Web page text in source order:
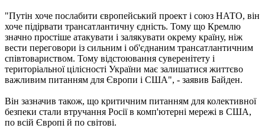
"Путін хоче послабити європейський проект і союз НАТО, він
хоче підірвати трансатлантичну єдність. Тому що Кремлю
значно простіше атакувати і залякувати окрему країну, ніж
вести переговори із сильним і об'єднаним трансатлантичним
співтовариством. Тому відстоювання суверенітету і
територіальної цілісності України має залишатися життєво
важливим питанням для Європи і США", - заявив Байден.
Він зазначив також, що критичним питанням для колективної
безпеки стали втручання Росії в комп'ютерні мережі в США,
по всій Європі й по світові.